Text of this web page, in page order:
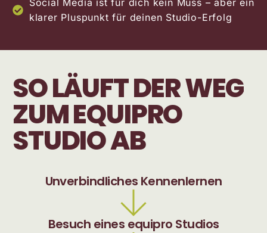
klarer Pluspunkt für deinen Studio-Erfolg
SO LÄUFT DER WEG
ZUM EQUIPRO
STUDIO AB
Unverbindliches Kennenlernen
Besuch eines equipro Studios